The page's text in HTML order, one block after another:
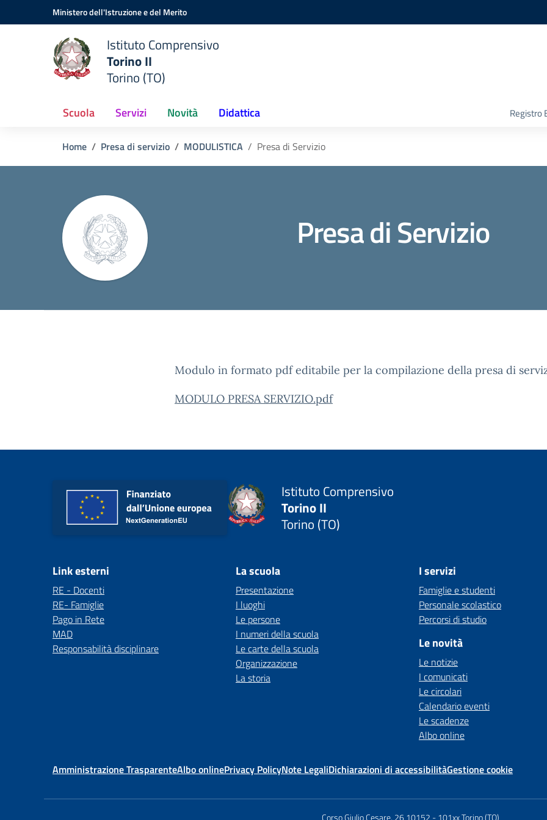
Vai ai contenuti
Vai al menu di navigazioneMinistero dell'Istruzione e del Merito
Istituto Comprensivo
Torino II
Torino (TO)
Scuola Servizi Novità Didattica Registro
Home Presa di servizio MODULISTICA Presa di Servizio
Presa di Servizio
Modulo in formato pdf editabile per la compilazione della presa di
MODULO PRESA SERVIZIO.pdf
Istituto Comprensivo
Torino II
Torino (TO)
Link esterni
RE - Docenti
RE- Famiglie
Pago in Rete
MAD
Responsabilità disciplinare
La scuola
Presentazione
I luoghi
Le persone
I numeri della scuola
Le carte della scuola
Organizzazione
La storia
I servizi
Famiglie e studenti
Personale scolastico
Percorsi di studio
Le novità
Le notizie
I comunicati
Le circolari
Calendario eventi
Le scadenze
Albo online
Amministrazione TrasparenteAlbo onlinePrivacy PolicyNote LegaliDichiarazioni di accessibilitàGestione cookie
Corso Giulio Cesare, 26 10152 -101xx Torino (TO)